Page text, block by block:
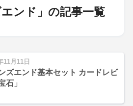
エンド」の記事一覧
11月11日
ズエンド基本セット カードレビ
石」